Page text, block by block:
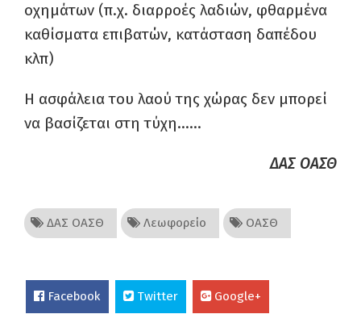
οχημάτων (π.χ. διαρροές λαδιών, φθαρμένα
καθίσματα επιβατών, κατάσταση δαπέδου
κλπ)
Η ασφάλεια του λαού της χώρας δεν μπορεί
να βασίζεται στη τύχη……
ΔΑΣ ΟΑΣΘ
ΔΑΣ ΟΑΣΘ Λεωφορείο ΟΑΣΘ
Facebook Twitter Google+